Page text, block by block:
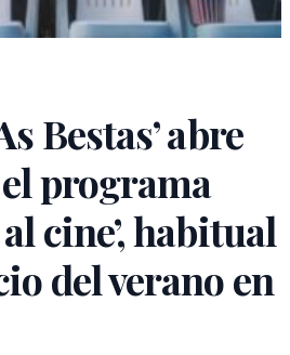
Bestas’ abre
programa
cine’, habitual
del verano en